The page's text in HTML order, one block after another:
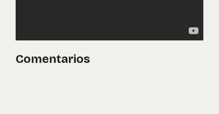
Comentarios